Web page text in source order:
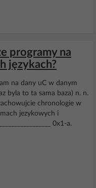
programy na
językach?
na dany uC w danym
byla to ta sama baza) n. n.
chronologie w
jezykowych i
0x1-a.